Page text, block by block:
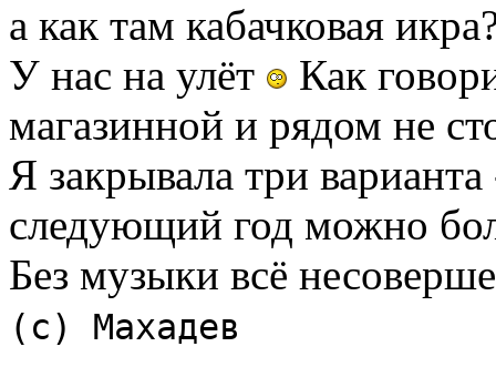
а как там кабачковая
У нас на улёт
Как
магазинной и рядом не
Я закрывала три
следующий год можно
Без музыки всё
(с) Махадев